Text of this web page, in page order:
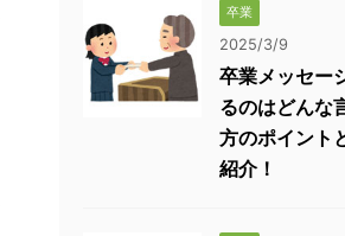
卒業
2025/3/9
卒業メッセー
るのはどんな
方のポイント
紹介！